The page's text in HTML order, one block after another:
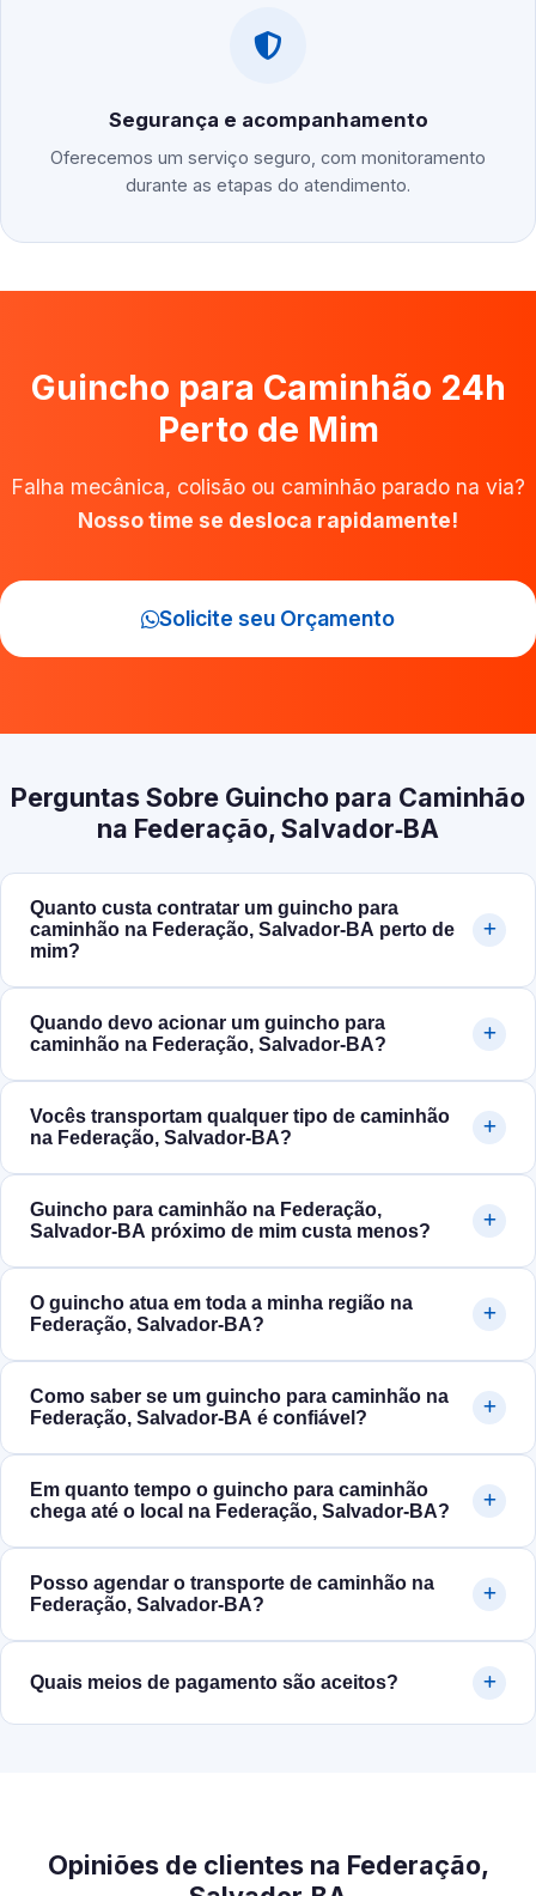
Segurança e acompanhamento
Oferecemos um serviço seguro, com monitoramento
durante as etapas do atendimento.
Guincho para Caminhão 24h
Perto de Mim
Falha mecânica, colisão ou caminhão parado na via?
Nosso time se desloca rapidamente!
Solicite seu Orçamento
Perguntas Sobre Guincho para Caminhão
na Federação, Salvador‑BA
Quanto custa contratar um guincho para
caminhão na Federação, Salvador‑BA perto de
mim?
Quando devo acionar um guincho para
caminhão na Federação, Salvador‑BA?
Vocês transportam qualquer tipo de caminhão
na Federação, Salvador‑BA?
Guincho para caminhão na Federação,
Salvador‑BA próximo de mim custa menos?
O guincho atua em toda a minha região na
Federação, Salvador‑BA?
Como saber se um guincho para caminhão na
Federação, Salvador‑BA é confiável?
Em quanto tempo o guincho para caminhão
chega até o local na Federação, Salvador‑BA?
Posso agendar o transporte de caminhão na
Federação, Salvador‑BA?
Quais meios de pagamento são aceitos?
Opiniões de clientes na Federação,